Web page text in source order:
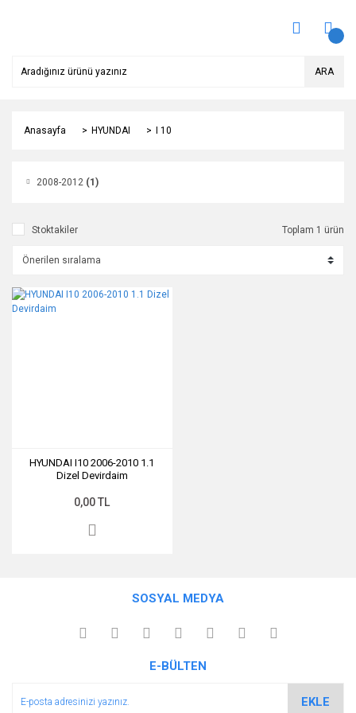
ARA
Anasayfa HYUNDAI I 10
2008-2012 (1)
Stoktakiler Toplam 1 ürün
HYUNDAI I10 2006-2010 1.1
Dizel Devirdaim
0,00 TL
SOSYAL MEDYA
E-BÜLTEN
EKLE